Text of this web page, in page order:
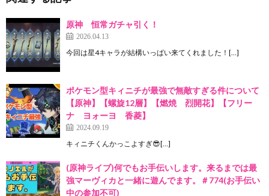
原神 恒常ガチャ引く！
2026.04.13
今回は星4キャラが結構いっぱい来てくれました！[…]
ポケモン型キィニチが最強で無敵すぎる件について
【原神】【螺旋12層】【燃焼 烈開花】【フリー
ナ ヨォーヨ 香菱】
2024.09.19
キィニチくんかっこよすぎ😎[…]
(原神ライブ)何でもお手伝いします。来るまでは最
強マーヴィカと一緒に遊んでます。＃774(お手伝い
中の参加不可)